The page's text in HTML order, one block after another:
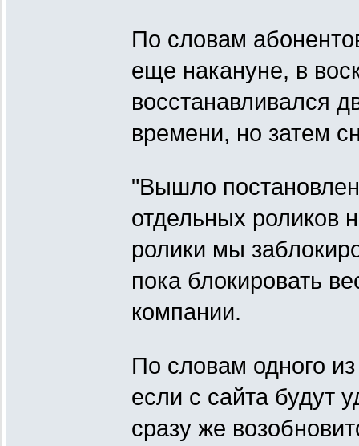
По словам
еще накануне, в
восстанавливался
времени, но затем
"Вышло
отдельных роликов
ролики мы
пока блокировать
компании.
По словам одного
если с сайта будут
сразу же